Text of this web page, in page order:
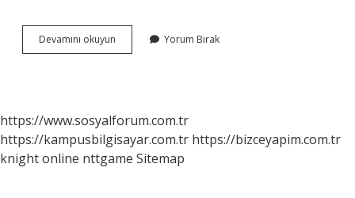
Devamını okuyun
Suçlara
Yorum Bırak
https://www.sosyalforum.com.tr
https://kampusbilgisayar.com.tr https://bizceyapim.com.tr
knight online nttgame Sitemap